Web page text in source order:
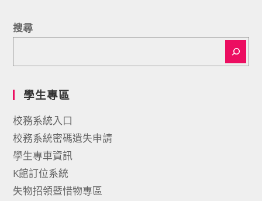
搜尋
學生專區
校務系統入口
校務系統密碼遺失申請
學生專車資訊
K館訂位系統
失物招領暨惜物專區